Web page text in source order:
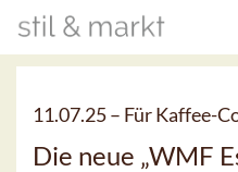
11.07.25 – Für Kaffee-
Die neue „WMF